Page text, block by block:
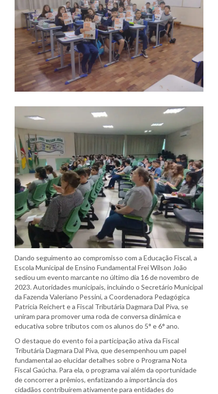
Dando seguimento ao compromisso com a Educação Fiscal, a
Escola Municipal de Ensino Fundamental Frei Wilson João
sediou um evento marcante no último dia 16 de novembro de
2023. Autoridades municipais, incluindo o Secretário Municipal
da Fazenda Valeriano Pessini, a Coordenadora Pedagógica
Patrícia Reichert e a Fiscal Tributária Dagmara Dal Piva, se
uniram para promover uma roda de conversa dinâmica e
educativa sobre tributos com os alunos do 5° e 6° ano.
O destaque do evento foi a participação ativa da Fiscal
Tributária Dagmara Dal Piva, que desempenhou um papel
fundamental ao elucidar detalhes sobre o Programa Nota
Fiscal Gaúcha. Para ela, o programa vai além da oportunidade
de concorrer a prêmios, enfatizando a importância dos
cidadãos contribuírem ativamente para entidades do